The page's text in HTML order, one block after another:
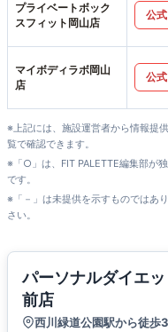
プライベートボック
スフィット岡山店
公式
マイボディラボ岡山
店
公式
※上記には、施設運営者から情報提
覧で確認できます。
※「○」は、FIT PALETTE編集部が
です。
※「－」は未提供を示すものではあ
さい。
パーソナルダイエ
前店
西川緑道公園駅から徒歩